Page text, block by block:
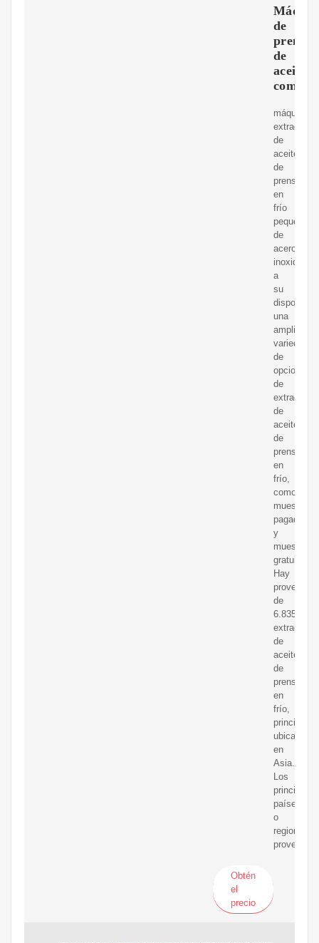
de
prensa
de
aceite
máquina
extractora
de
aceite
de
prensa
en
frío
pequeña
de
acero
a
su
disposición
una
amplia
variedad
de
opciones
de
extractor
de
aceite
de
prensa
en
frío,
como
muestras
pagadas
y
muestras
gratuitas.
Hay
de
6.835
extractores
de
aceite
de
prensado
en
frío,
ubicados
en
Asia.
Los
principales
países
o
regiones
Obtén
el
precio